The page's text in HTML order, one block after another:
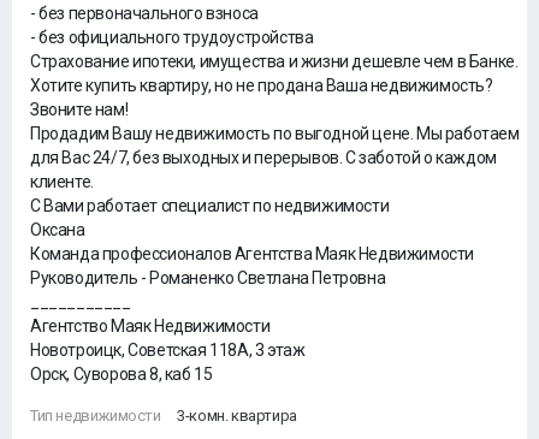
- без первоначального взноса
- без официального трудоустройства
Страхование ипотеки, имущества и жизни дешевле чем в Банке.
Хотите купить квартиру, но не продана Ваша недвижимость?
Звоните нам!
Продадим Вашу недвижимость по выгодной цене. Мы работаем
для Вас 24/7, без выходных и перерывов. С заботой о каждом
клиенте.
С Вами работает специалист по недвижимости
Оксана
Команда профессионалов Агентства Маяк Недвижимости
Руководитель - Романенко Светлана Петровна
Агентство Маяк Недвижимости
Новотроицк, Советская 118А, 3 этаж
Орск, Суворова 8, каб 15
Тип недвижимости
3-комн. квартира